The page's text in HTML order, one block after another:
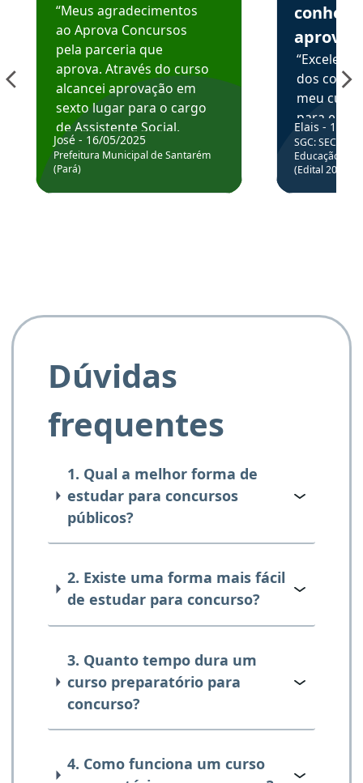
“Meus agradecimentos
ao Aprova Concursos
pela parceria que
aprova. Através do curso
alcancei aprovação em
sexto lugar para o cargo
de Assistente Social.
Hoje estou atuando na
Prefeitura de Santarém.
José - 16/05/2025
Prefeitura Municipal de Santarém
(Pará)
aprova
dos
meu
para
colocar
através
de
Elais - 15/
SGC: SEC BA
Educação
(Edital
Dúvidas
frequentes
1. Qual a melhor forma de
estudar para concursos
públicos?
2. Existe uma forma mais fácil
de estudar para concurso?
3. Quanto tempo dura um
curso preparatório para
concurso?
4. Como funciona um curso